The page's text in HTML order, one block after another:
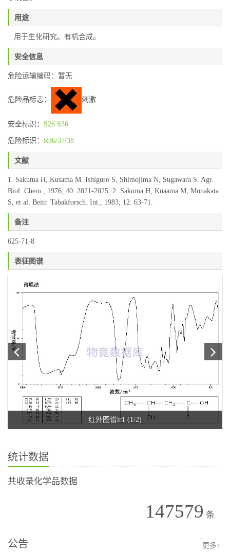
用途
用于生化研究。有机合成。
安全信息
危险运输编码：暂无
危险品标志： 刺激
安全标识： S26 S36
危险标识： R36/37/38
文献
1. Sakuma H, Kusama M. Ishiguro S, Shimojima N, Sugawara S. Agr.
Biol. Chem., 1976, 40: 2021-2025. 2. Sakuma H, Kuaama M, Munakata
S, et al. Beitr. Tabakforsch. Int., 1983, 12: 63-71.
备注
625-71-8
表征图谱
红外图谱ir1 (1/2)
统计数据
共收录化学品数据
147579 条
公告 更多>